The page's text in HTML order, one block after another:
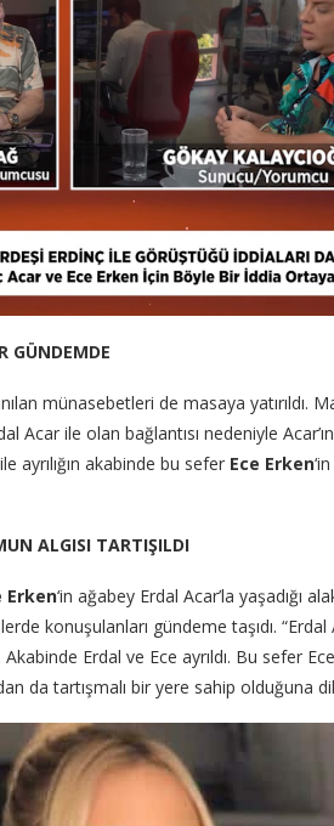
GÜNDEMDE
münasebetleri de masaya yatırıldı.
Acar ile olan bağlantısı nedeniyle
ayrılığın akabinde bu sefer Ece Erken
ALGISI TARTIŞILDI
Erken‘in ağabey Erdal Acar’la yaşadığı
konuşulanları gündeme taşıdı.
Erdal ve Ece ayrıldı. Bu sefer
da tartışmalı bir yere sahip olduğuna